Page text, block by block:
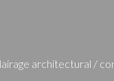
architectural /